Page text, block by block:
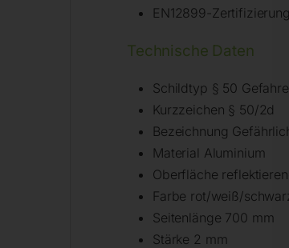
EN12899-
Technische Daten
Schildtyp § 50
Kurzzeichen § 50/2d
Bezeichnung
Material Aluminium
Oberfläche
Farbe rot/weiß/
Seitenlänge 700 mm
Stärke 2 mm